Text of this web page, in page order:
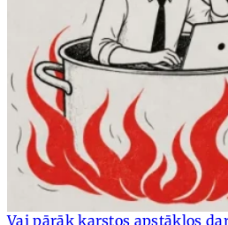
Vai pārāk karstos apstākļos